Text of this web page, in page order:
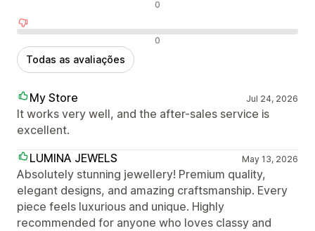
0
0
Todas as avaliações
My Store Jul 24, 2026
It works very well, and the after-sales service is
excellent.
LUMINA JEWELS
May 13, 2026
Absolutely stunning jewellery! Premium quality,
elegant designs, and amazing craftsmanship. Every
piece feels luxurious and unique. Highly
recommended for anyone who loves classy and